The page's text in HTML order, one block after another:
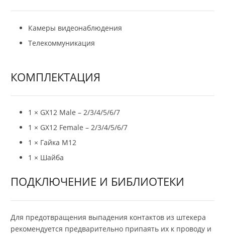
Камеры видеонаблюдения
Телекоммуникация
КОМПЛЕКТАЦИЯ
1 × GX12 Male – 2/3/4/5/6/7
1 × GX12 Female – 2/3/4/5/6/7
1 × Гайка М12
1 × Шайба
ПОДКЛЮЧЕНИЕ И БИБЛИОТЕКИ
Для предотвращения выпадения контактов из штекера
рекомендуется предварительно припаять их к проводу и